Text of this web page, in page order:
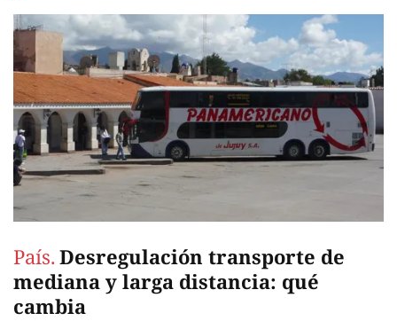
País. Desregulación transporte de
mediana y larga distancia: qué
cambia